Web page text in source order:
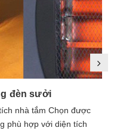
đèn sưởi
nhà tắm Chọn được
phù hợp với diện tích